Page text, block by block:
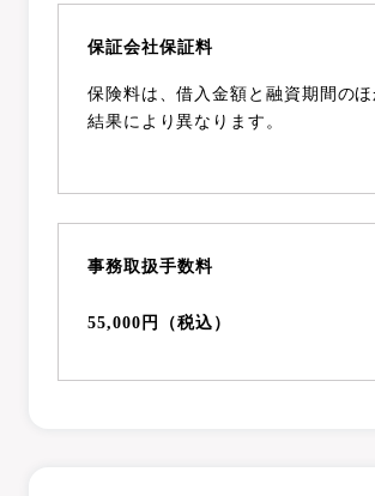
保証会社保証料
保険料は、借入金額と融資期間の
結果により異なります。
事務取扱手数料
55,000円（税込）